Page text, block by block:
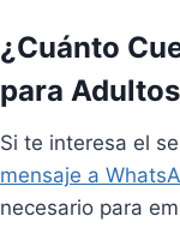
¿Cuánto
para
Si te interesa el
mensaje a
necesario para